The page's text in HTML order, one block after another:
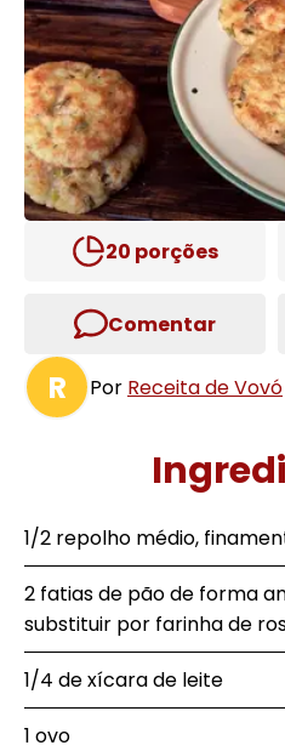
20 porções
Comentar
R Por Receita de Vovó
1/2 repolho médio,
2 fatias de pão de forma
substituir por farinha de
1/4 de xícara de leite
1 ovo